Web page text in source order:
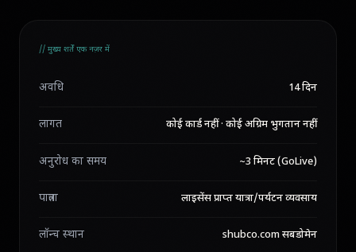
// मुख्य शर्तें एक नज़र में
अवधि 14 दिन
लागत कोई कार्ड नहीं · कोई अग्रिम भुगतान नहीं
अनुरोध का समय ~3 मिनट (GoLive)
पात्रता लाइसेंस प्राप्त यात्रा/पर्यटन व्यवसाय
लॉन्च स्थान shubco.com सबडोमेन